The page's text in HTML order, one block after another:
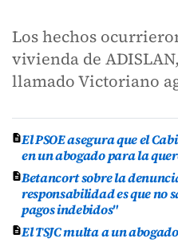
Los hechos
vivienda de
llamado Victoriano
El PSOE asegura que el
en un abogado para la
Betancort sobre la
responsabilidad es que no
pagos indebidos"
El TSJC multa a un